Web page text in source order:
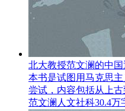
北大教授范文澜的中国
本书是试图用马克思
尝试，内容包括从上古
范文澜 人文社科30.4万